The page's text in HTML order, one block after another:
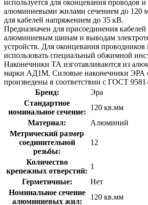
используется для оконцевания проводов и
алюминиевыми жилами сечением до 120
для кабелей напряжением до 35 кВ.
Предназначен для присоединения
алюминиевым шинам и выводам
устройств. Для оконцевания проводников
использовать специальный обжимной
Наконечники ТА изготавливаются из
марки АД1М. Силовые наконечники ЭРА
произведены в соответствии с ГОСТ
Бренд:
Эра
Стандартное
номинальное сечение:
120 кв.мм
Материал:
Алюминий
Метрический размер
соединительной
резьбы:
12
Количество
крепежных отверстий:
1
Герметичные:
Нет
Номинальное сечение
алюминиевых жил:
120 кв.мм